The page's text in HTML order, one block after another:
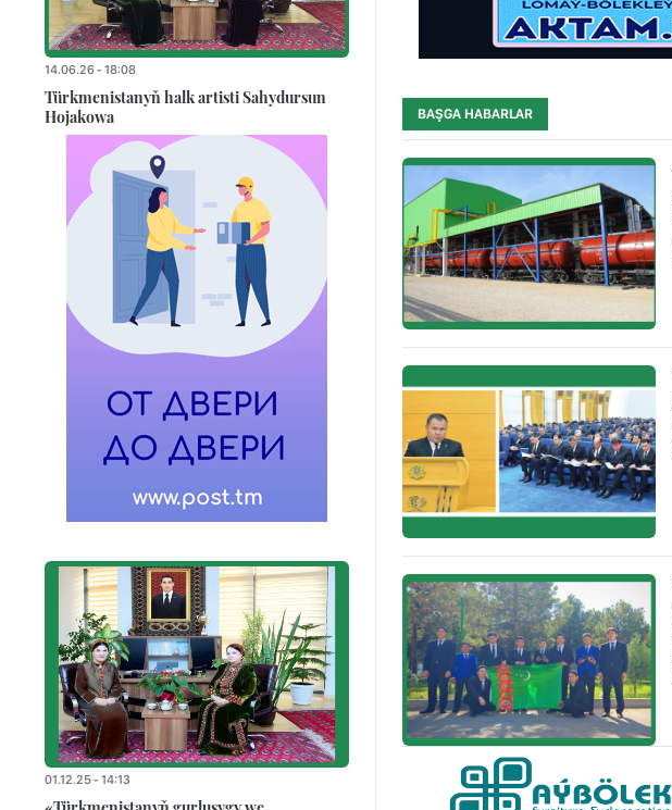
BAŞGA HABARLAR
14.06.26 - 18:08
Türkmenistanyň halk artisti Sahydursun
Hojakowa
01.12.25 - 14:13